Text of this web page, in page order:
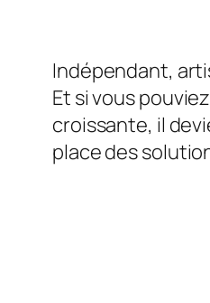
Indépendant,
Et si vous
croissante, il
place des